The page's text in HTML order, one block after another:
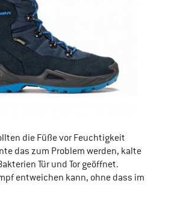
die Füße vor Feuchtigkeit
das zum Problem werden, kalte
Tür und Tor geöffnet.
entweichen kann, ohne dass im